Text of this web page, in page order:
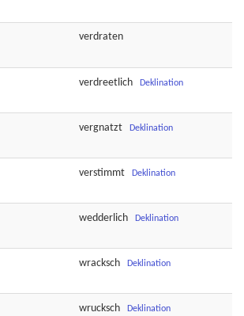
verdraten
verdreetlich Deklination
vergnatzt Deklination
verstimmt Deklination
wedderlich Deklination
wracksch Deklination
wrucksch Deklination